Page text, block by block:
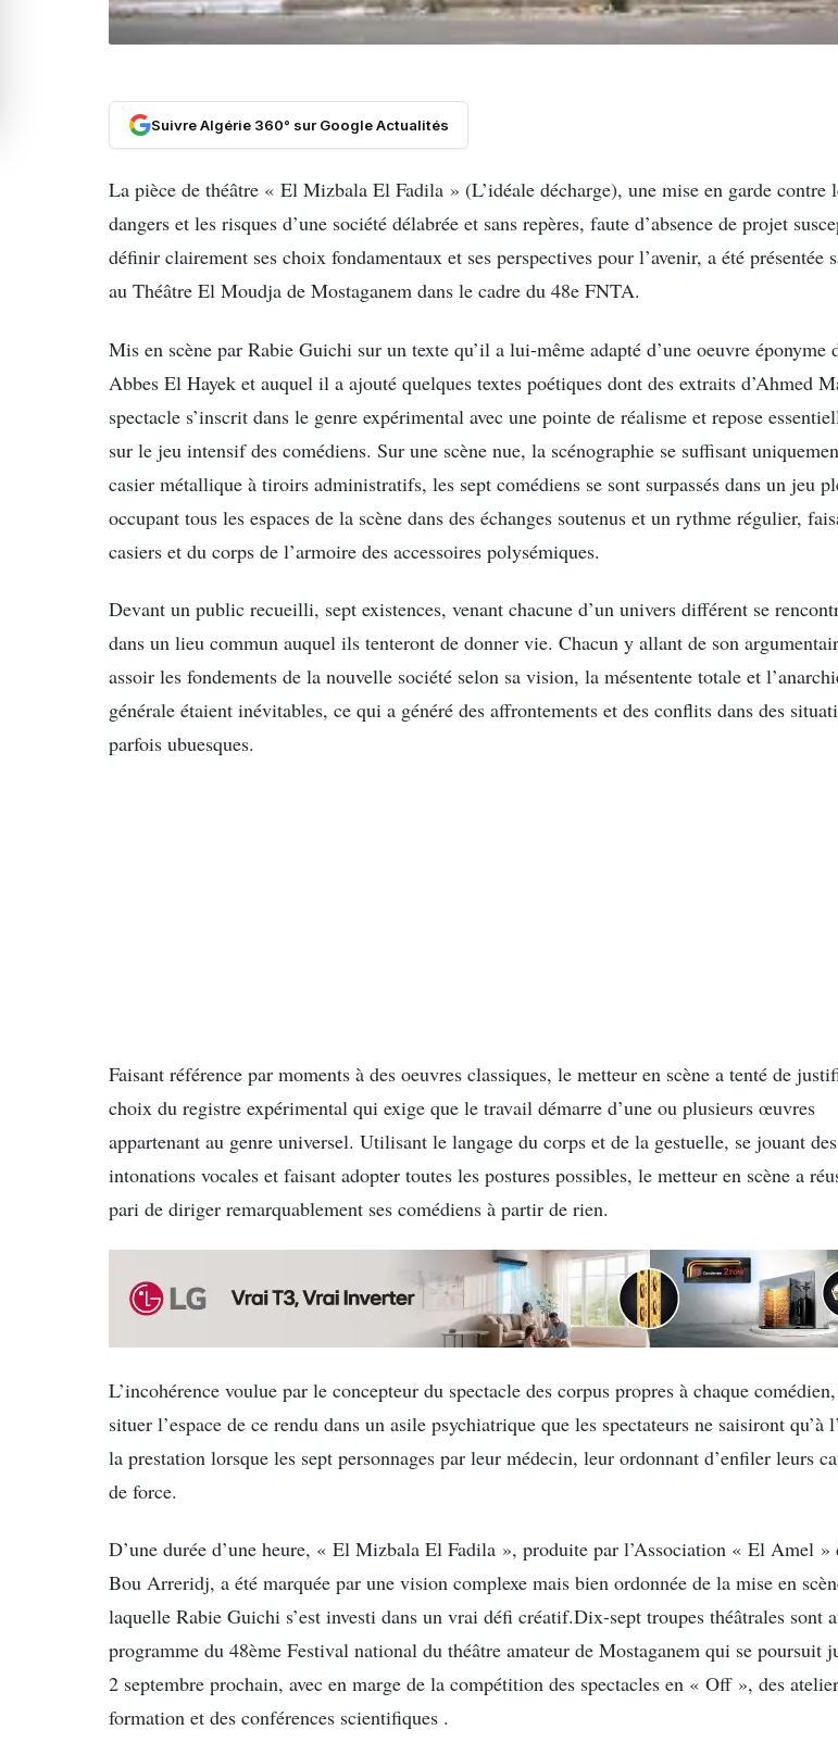
Suivre Algérie 360° sur Google Actualités
La pièce de théâtre « El Mizbala El Fadila » (L’idéale décharge), une mise en garde contre
dangers et les risques d’une société délabrée et sans repères, faute d’absence de projet
définir clairement ses choix fondamentaux et ses perspectives pour l’avenir, a été présentée
au Théâtre El Moudja de Mostaganem dans le cadre du 48e FNTA.
Mis en scène par Rabie Guichi sur un texte qu’il a lui-même adapté d’une oeuvre éponyme
Abbes El Hayek et auquel il a ajouté quelques textes poétiques dont des extraits d’Ahmed
spectacle s’inscrit dans le genre expérimental avec une pointe de réalisme et repose
sur le jeu intensif des comédiens. Sur une scène nue, la scénographie se suffisant
casier métallique à tiroirs administratifs, les sept comédiens se sont surpassés dans un jeu
occupant tous les espaces de la scène dans des échanges soutenus et un rythme régulier,
casiers et du corps de l’armoire des accessoires polysémiques.
Devant un public recueilli, sept existences, venant chacune d’un univers différent se
dans un lieu commun auquel ils tenteront de donner vie. Chacun y allant de son
assoir les fondements de la nouvelle société selon sa vision, la mésentente totale et
générale étaient inévitables, ce qui a généré des affrontements et des conflits dans des
parfois ubuesques.
Faisant référence par moments à des oeuvres classiques, le metteur en scène a tenté de
choix du registre expérimental qui exige que le travail démarre d’une ou plusieurs œuvres
appartenant au genre universel. Utilisant le langage du corps et de la gestuelle, se jouant des
intonations vocales et faisant adopter toutes les postures possibles, le metteur en scène a
pari de diriger remarquablement ses comédiens à partir de rien.
L’incohérence voulue par le concepteur du spectacle des corpus propres à chaque
situer l’espace de ce rendu dans un asile psychiatrique que les spectateurs ne saisiront qu’à
la prestation lorsque les sept personnages par leur médecin, leur ordonnant d’enfiler leurs
de force.
D’une durée d’une heure, « El Mizbala El Fadila », produite par l’Association « El Amel »
Bou Arreridj, a été marquée par une vision complexe mais bien ordonnée de la mise en
laquelle Rabie Guichi s’est investi dans un vrai défi créatif.Dix-sept troupes théâtrales sont
programme du 48ème Festival national du théâtre amateur de Mostaganem qui se poursuit
2 septembre prochain, avec en marge de la compétition des spectacles en « Off », des
formation et des conférences scientifiques .